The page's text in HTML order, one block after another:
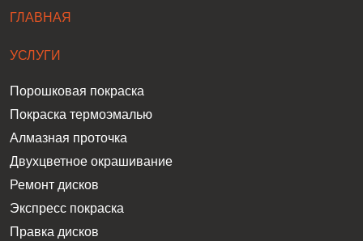
ГЛАВНАЯ
УСЛУГИ
Порошковая покраска
Покраска термоэмалью
Алмазная проточка
Двухцветное окрашивание
Ремонт дисков
Экспресс покраска
Правка дисков